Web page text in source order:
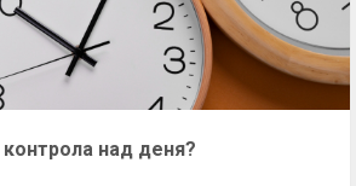
над деня?